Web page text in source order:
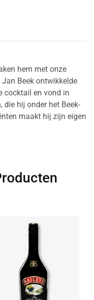
hem met onze
Beek ontwikkelde
cocktail en vond in
die hij onder het Beek-
maakt hij zijn eigen